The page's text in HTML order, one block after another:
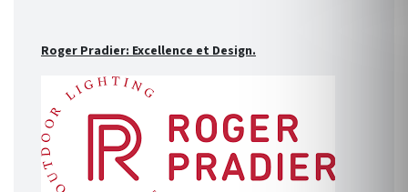
Roger Pradier: Excellence et Design.